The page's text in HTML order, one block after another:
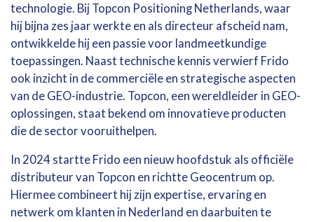
technologie. Bij Topcon Positioning Netherlands, waar
hij bijna zes jaar werkte en als directeur afscheid nam,
ontwikkelde hij een passie voor landmeetkundige
toepassingen. Naast technische kennis verwierf Frido
ook inzicht in de commerciële en strategische aspecten
van de GEO-industrie. Topcon, een wereldleider in GEO-
oplossingen, staat bekend om innovatieve producten
die de sector vooruithelpen.
In 2024 startte Frido een nieuw hoofdstuk als officiële
distributeur van Topcon en richtte Geocentrum op.
Hiermee combineert hij zijn expertise, ervaring en
netwerk om klanten in Nederland en daarbuiten te